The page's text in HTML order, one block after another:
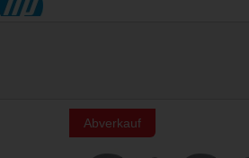
Abverkauf